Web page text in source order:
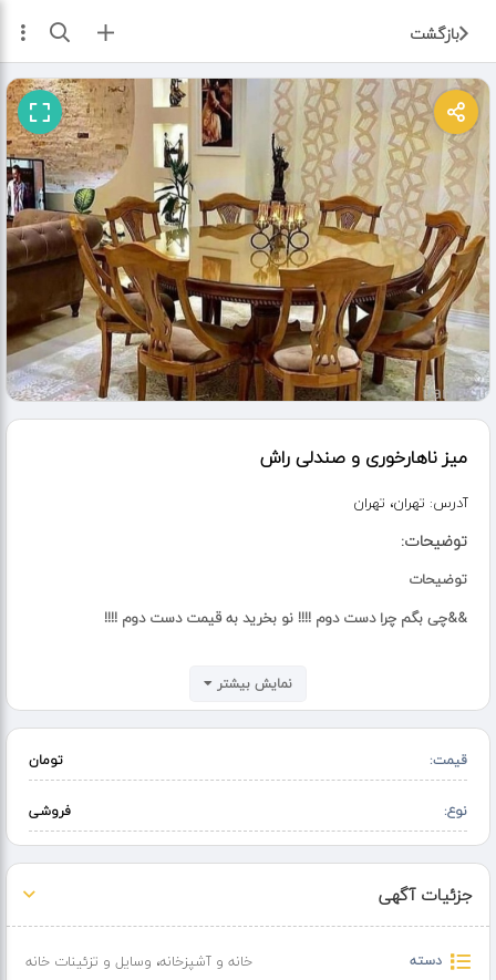
بازگشت ثبت آگهی
میز ناهارخوری و صندلی راش
آدرس: تهران، تهران
توضیحات:
توضیحات
&&چی بگم چرا دست دوم !!!! نو بخرید به قیمت دست دوم !!!!
؟ در رنگهای مختلف و تعداد سفارشی
&#آماده عقد قرارداد با کافی شاپ ها رستورانها ، هتلها ، جهت
تجهیز عکس های درج شده تنها نمونه کوچکی از هزاران مدل متنوع
تولیدی ماست.&
نمایش بیشتر
قیمت: تومان
نوع: فروشی
جزئیات آگهی
دسته خانه و آشپزخانه، وسایل و تزئینات خانه